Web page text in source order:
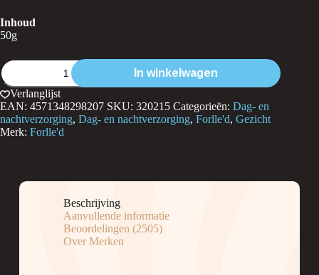
Inhoud
50g
Forlle'd
Hyalogy
Lift
Cream
50
ml
|
Crème
In winkelwagen
Verlanglijst
EAN: 4571348298207 SKU: 320215 Categorieën: Dag- en
nachtverzorging, Dag- en nachtverzorging, Forlle'd, Gezicht
Merk: Forlle'd
Beschrijving
Aanvullende informatie
Beoordelingen (2505)
Over Merken